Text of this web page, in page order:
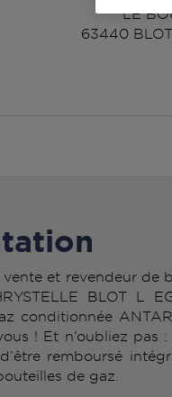
LE
63440
et revendeur de
BLOT L
conditionnée
! Et n’oubliez pas
remboursé
de gaz.